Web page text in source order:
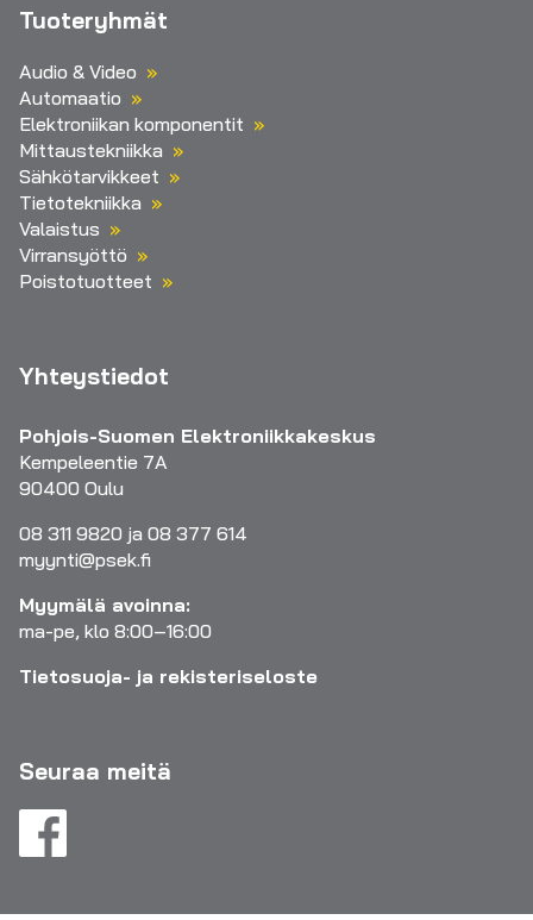
Tuoteryhmät
Audio & Video
Automaatio
Elektroniikan komponentit
Mittaustekniikka
Sähkötarvikkeet
Tietotekniikka
Valaistus
Virransyöttö
Poistotuotteet
Yhteystiedot
Pohjois-Suomen Elektroniikkakeskus
Kempeleentie 7A
90400 Oulu
08 311 9820 ja 08 377 614
myynti@psek.fi
Myymälä avoinna:
ma-pe, klo 8:00–16:00
Tietosuoja- ja rekisteriseloste
Seuraa meitä